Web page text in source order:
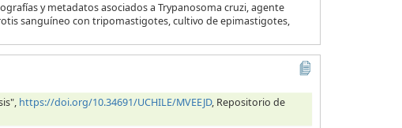
y metadatos asociados a Trypanosoma cruzi, agente
sanguíneo con tripomastigotes, cultivo de epimastigotes,
https://doi.org/10.34691/UCHILE/MVEEJD, Repositorio de